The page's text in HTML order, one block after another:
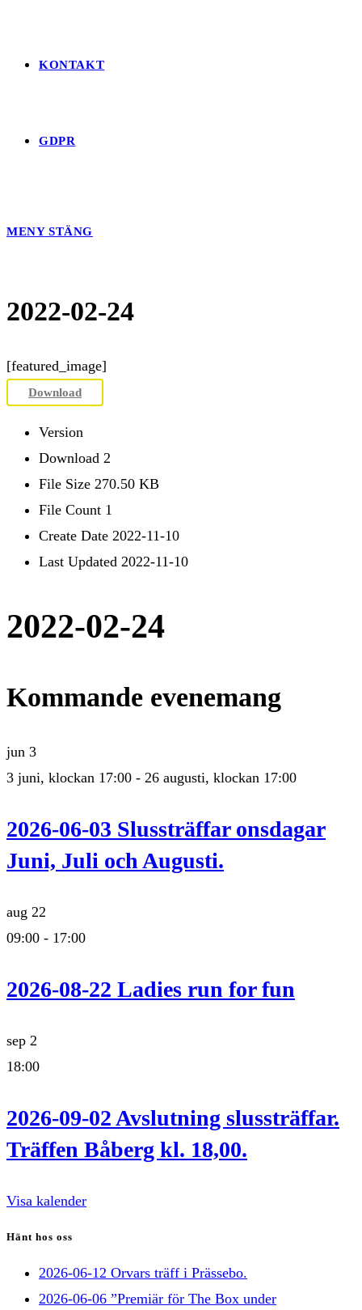
KONTAKT
GDPR
MENY STÄNG
2022-02-24
[featured_image]
Download
Version
Download 2
File Size 270.50 KB
File Count 1
Create Date 2022-11-10
Last Updated 2022-11-10
2022-02-24
Kommande evenemang
jun 3
3 juni, klockan 17:00 - 26 augusti, klockan 17:00
2026-06-03 Slussträffar onsdagar
Juni, Juli och Augusti.
aug 22
09:00 - 17:00
2026-08-22 Ladies run for fun
sep 2
18:00
2026-09-02 Avslutning slussträffar.
Träffen Båberg kl. 18,00.
Visa kalender
Hänt hos oss
2026-06-12 Orvars träff i Prässebo.
2026-06-06 ”Premiär för The Box under